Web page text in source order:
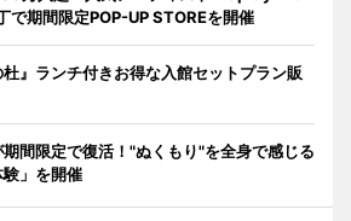
で期間限定POP-UP STOREを開催
』ランチ付きお得な入館セットプラン販
間限定で復活！"ぬくもり"を全身で感じる
験」を開催